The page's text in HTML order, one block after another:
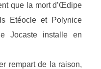
que la mort d’Œdipe
Etéocle et Polynice
Jocaste installe en
rempart de la raison,